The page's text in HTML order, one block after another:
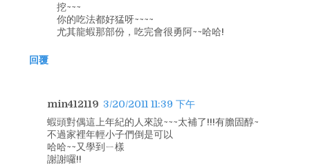
挖~~~
你的吃法都好猛呀~~~~
尤其龍蝦那部份，吃完會很勇阿~~哈哈!
回覆
min412119 3/20/2011 11:39 下午
蝦頭對偶這上年紀的人來說~~~太補了!!!有膽固醇~
不過家裡年輕小子們倒是可以
哈哈~~又學到ㄧ樣
謝謝囉!!